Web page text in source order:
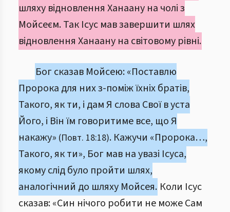
шляху відновлення Ханаану на чолі з
Мойсеєм. Так Ісус мав завершити шлях
відновлення Ханаану на світовому рівні.
Бог сказав Мойсею: «Поставлю
Пророка для них з-поміж їхніх братів,
Такого, як ти, і дам Я слова Свої в уста
Його, і Він їм говоритиме все, що Я
накажу» (Повт. 18:18). Кажучи «Пророка…,
Такого, як ти», Бог мав на увазі Ісуса,
якому слід було пройти шлях,
аналогічний до шляху Мойсея. Коли Ісус
сказав: «Син нічого робити не може Сам